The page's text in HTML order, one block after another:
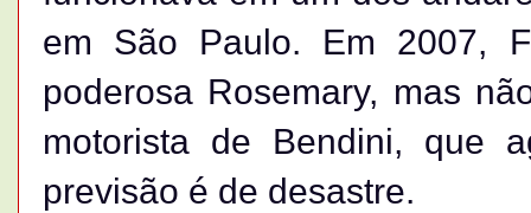
em São Paulo. Em 2007,
poderosa Rosemary, mas
motorista de Bendini, que
previsão é de desastre.